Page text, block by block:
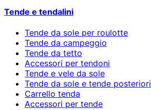
Tende e tendalini
Tende da sole per roulotte
Tende da campeggio
Tende da tetto
Accessori per tendoni
Tende e vele da sole
Tende da sole e tende posteriori
Carrello tenda
Accessori per tende